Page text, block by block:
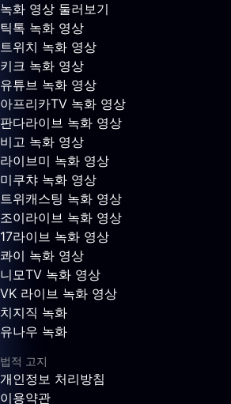
녹화 영상 둘러보기
틱톡 녹화 영상
트위치 녹화 영상
키크 녹화 영상
유튜브 녹화 영상
아프리카TV 녹화 영상
판다라이브 녹화 영상
비고 녹화 영상
라이브미 녹화 영상
미쿠챠 녹화 영상
트위캐스팅 녹화 영상
조이라이브 녹화 영상
17라이브 녹화 영상
콰이 녹화 영상
니모TV 녹화 영상
VK 라이브 녹화 영상
치지직 녹화
유나우 녹화
법적 고지
개인정보 처리방침
이용약관